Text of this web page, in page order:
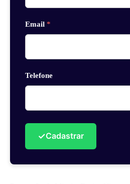
Email *
Telefone
✓Cadastrar